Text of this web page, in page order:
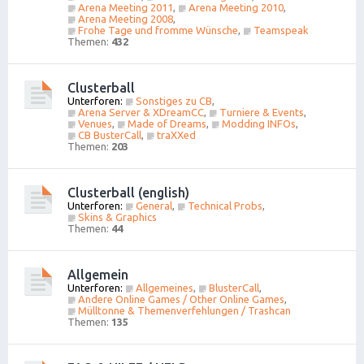
Arena Meeting 2011, Arena Meeting 2010,
Arena Meeting 2008,
Frohe Tage und fromme Wünsche,
Teamspeak
Themen: 432
Clusterball
Unterforen: Sonstiges zu CB,
Arena Server & XDreamCC, Turniere & Events,
Venues, Made of Dreams, Modding INFOs,
CB BusterCall,
traXXed
Themen: 203
Clusterball (english)
Unterforen: General, Technical Probs,
Skins & Graphics
Themen: 44
Allgemein
Unterforen: Allgemeines, BlusterCall,
Andere Online Games / Other Online Games,
Mülltonne & Themenverfehlungen / Trashcan
Themen: 135